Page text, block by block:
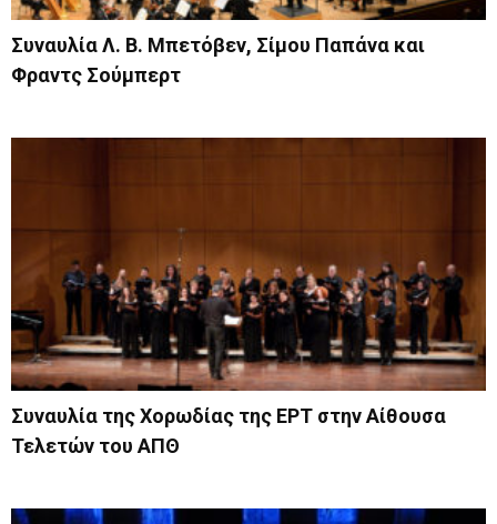
Συναυλία Λ. Β. Μπετόβεν, Σίμου Παπάνα και
Φραντς Σούμπερτ
Συναυλία της Χορωδίας της ΕΡΤ στην Αίθουσα
Τελετών του ΑΠΘ